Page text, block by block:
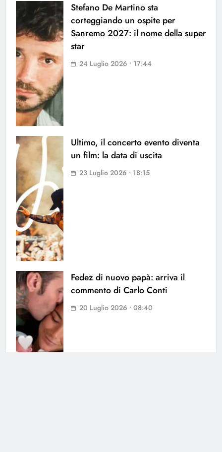
Stefano De Martino sta
corteggiando un ospite per
Sanremo 2027: il nome della super
star
24 Luglio 2026 • 17:44
Ultimo, il concerto evento diventa
un film: la data di uscita
23 Luglio 2026 • 18:15
Fedez di nuovo papà: arriva il
commento di Carlo Conti
20 Luglio 2026 • 08:40